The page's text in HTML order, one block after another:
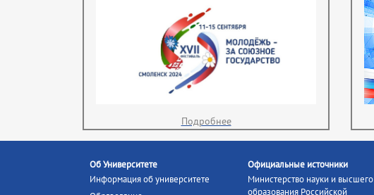
Подробнее
Об Университете
Информация об университете
Официальные источники
Министерство науки и высшего
образования Российской